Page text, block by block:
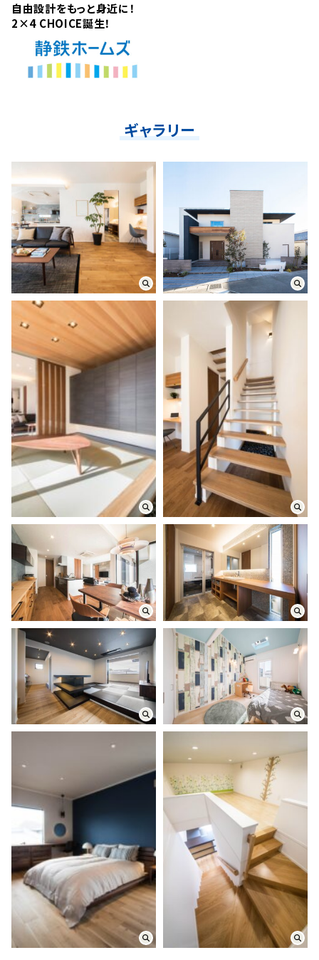
自由設計をもっと身近に！
2×4 CHOICE誕生！
ギャラリー